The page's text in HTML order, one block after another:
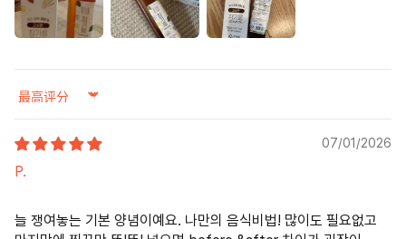
Sort by
07/01/2026
P.
늘 쟁여놓는 기본 양념이예요. 나만의 음식비법! 많이도 필요없고